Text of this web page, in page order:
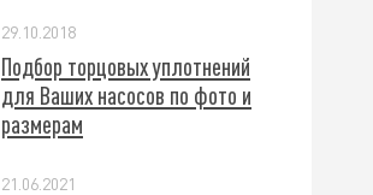
29.10.2018
Подбор торцовых уплотнений
для Ваших насосов по фото и
размерам
21.06.2021